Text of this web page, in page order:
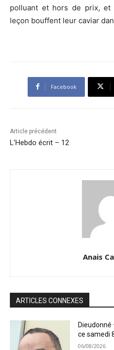
polluant et hors de prix,
leçon bouffent leur caviar
Facebook
Article précédent
L’Hebdo écrit – 12
Anais
ARTICLES CONNEXES
Dieudonné
ce samedi
06/08/2026